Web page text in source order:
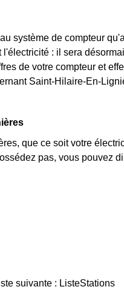
système de compteur
: il sera
de votre compteur et
Saint-Hilaire-En-
que ce soit votre
pas, vous pouvez
suivante : ListeStations